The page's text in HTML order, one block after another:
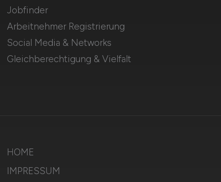
Jobfinder
Arbeitnehmer Registrierung
Social Media & Networks
Gleichberechtigung & Vielfalt
HOME
IMPRESSUM